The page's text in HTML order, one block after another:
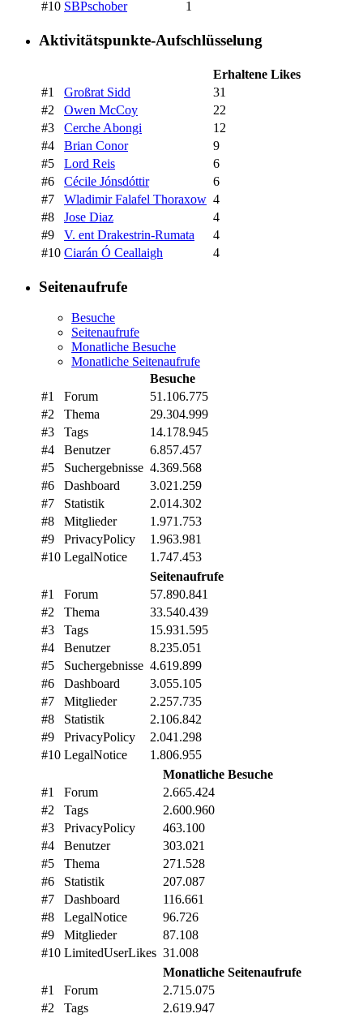
#10 SBPschober 1
Aktivitätspunkte-Aufschlüsselung
Erhaltene Likes
#1
Großrat Sidd
31
#2
Owen McCoy
22
#3
Cerche Abongi
12
#4
Brian Conor
9
#5
Lord Reis
6
#6
Cécile Jónsdóttir
6
#7
Wladimir Falafel Thoraxow 4
#8
Jose Diaz
4
#9
V. ent Drakestrin-Rumata
4
#10 Ciarán Ó Ceallaigh 4
Seitenaufrufe
Besuche
Seitenaufrufe
Monatliche Besuche
Monatliche Seitenaufrufe
Besuche
#1
Forum
51.106.775
#2
Thema
29.304.999
#3
Tags
14.178.945
#4
Benutzer
6.857.457
#5
Suchergebnisse 4.369.568
#6
Dashboard
3.021.259
#7
Statistik
2.014.302
#8
Mitglieder
1.971.753
#9
PrivacyPolicy
1.963.981
#10 LegalNotice
1.747.453
Seitenaufrufe
#1
Forum
57.890.841
#2
Thema
33.540.439
#3
Tags
15.931.595
#4
Benutzer
8.235.051
#5
Suchergebnisse 4.619.899
#6
Dashboard
3.055.105
#7
Mitglieder
2.257.735
#8
Statistik
2.106.842
#9
PrivacyPolicy
2.041.298
#10 LegalNotice
1.806.955
Monatliche Besuche
#1
Forum
2.665.424
#2
Tags
2.600.960
#3
PrivacyPolicy
463.100
#4
Benutzer
303.021
#5
Thema
271.528
#6
Statistik
207.087
#7
Dashboard
116.661
#8
LegalNotice
96.726
#9
Mitglieder
87.108
#10 LimitedUserLikes 31.008
Monatliche Seitenaufrufe
#1
Forum
2.715.075
#2
Tags
2.619.947